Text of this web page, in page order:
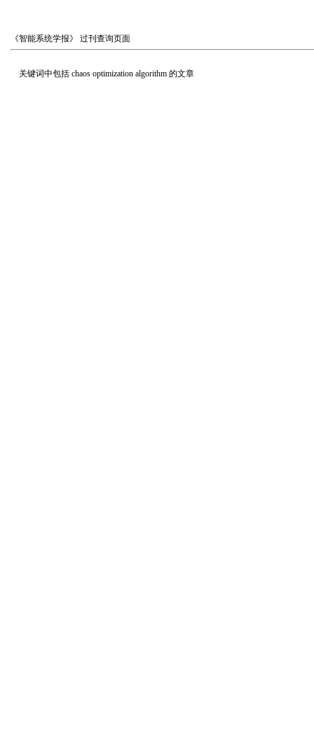
《智能系统学报》 过刊查询页面
关键词中包括 chaos optimization algorithm 的文章